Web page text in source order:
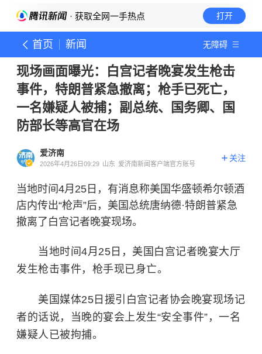
· 获取全网一手热点 打开
首页 新闻 无障碍
现场画面曝光：白宫记者晚宴发生枪击
事件，特朗普紧急撤离；枪手已死亡，
一名嫌疑人被捕；副总统、国务卿、国
防部长等高官在场
爱济南
2026年4月26日09:29 山东 爱济南新闻客户端官方账号
关注
当地时间4月25日，有消息称美国华盛顿希尔顿酒
店内传出“枪声”后，美国总统唐纳德·特朗普紧急
撤离了白宫记者晚宴现场。
当地时间4月25日，美国白宫记者晚宴大厅
发生枪击事件，枪手现已身亡。
美国媒体25日援引白宫记者协会晚宴现场记
者的话说，当晚的宴会上发生“安全事件”，一名
嫌疑人已被拘捕。